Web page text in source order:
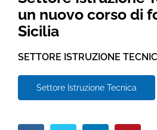
un nuovo corso di
Sicilia
SETTORE ISTRUZIONE
Settore Istruzione Tecnica